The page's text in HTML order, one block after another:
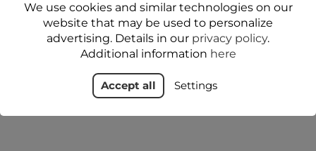
Вводя свой адрес электронной почты, вы соглашаетесь
получать коммерческую информацию от
администратора по электронной почте, в соответствии с
Политика конфиденциальности
We use cookies and similar technologies on our
website that may be used to personalize
advertising. Details in our privacy policy.
Additional information here
Accept all Settings